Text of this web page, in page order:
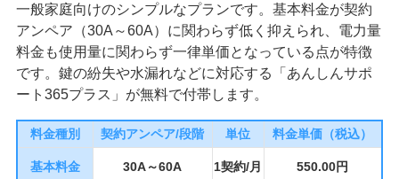
一般家庭向けのシンプルなプランです。基本料金が契約
アンペア（30A～60A）に関わらず低く抑えられ、電力量
料金も使用量に関わらず一律単価となっている点が特徴
です。鍵の紛失や水漏れなどに対応する「あんしんサポ
ート365プラス」が無料で付帯します。
料金種別 契約アンペア/段階 単位 料金単価（税込）
基本料金 30A～60A 1契約/月 550.00円